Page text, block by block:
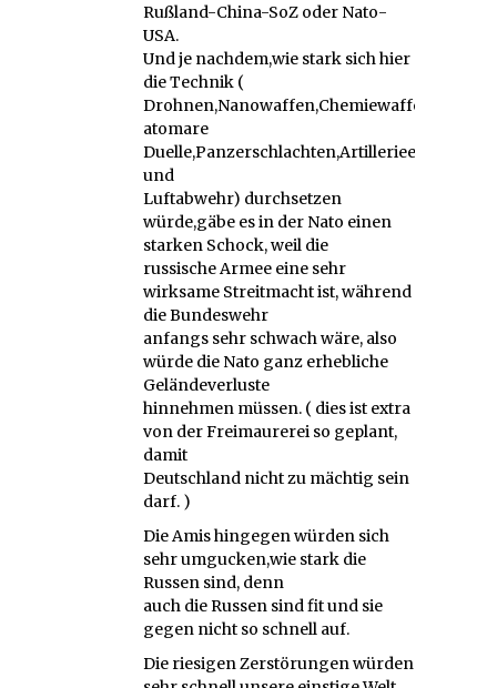
Rußland-China-SoZ oder Nato-
USA.
Und je nachdem,wie stark sich hier
die Technik (
Drohnen,Nanowaffen,Chemiewaffen,
atomare
und
Luftabwehr) durchsetzen
würde,gäbe es in der Nato einen
starken Schock, weil die
russische Armee eine sehr
wirksame Streitmacht ist, während
die Bundeswehr
anfangs sehr schwach wäre, also
würde die Nato ganz erhebliche
Geländeverluste
hinnehmen müssen. ( dies ist extra
von der Freimaurerei so geplant,
damit
Deutschland nicht zu mächtig sein
darf. )
Die Amis hingegen würden sich
sehr umgucken,wie stark die
Russen sind, denn
auch die Russen sind fit und sie
gegen nicht so schnell auf.
Die riesigen Zerstörungen würden